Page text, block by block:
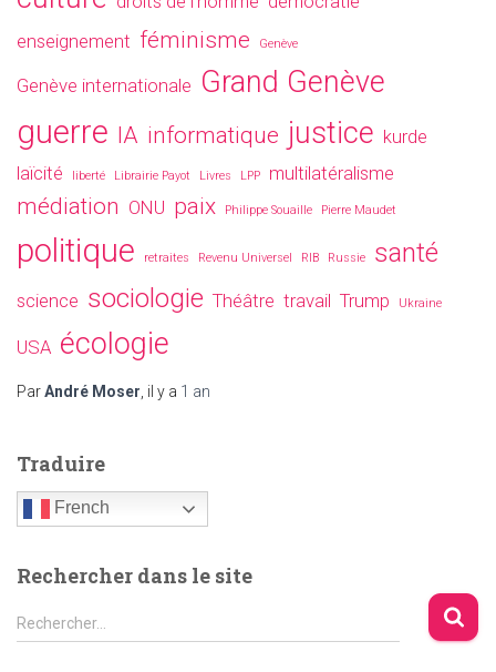
enseignement féminisme Genève
Genève internationale Grand Genève
guerre IA informatique justice kurde
laïcité
liberté Librairie Payot Livres LPP multilatéralisme
médiation ONU paix Philippe Souaille Pierre Maudet
politique retraites Revenu Universel RIB Russie santé
science sociologie Théâtre travail Trump Ukraine
USA écologie
ParAndré Moser , il y a 1 an
Traduire
French
Rechercher dans le site
R
e
Rechercher…